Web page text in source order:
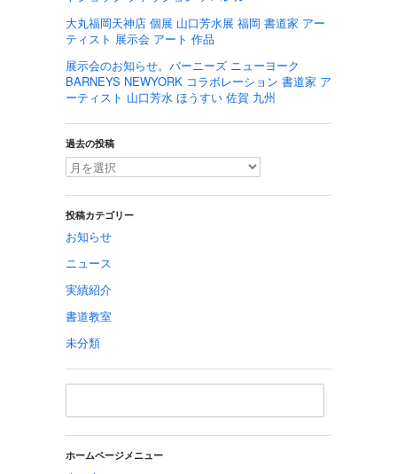
大丸福岡天神店 個展 山口芳水展 福岡 書道家 アー
ティスト 展示会 アート 作品
展示会のお知らせ。バーニーズ ニューヨーク
BARNEYS NEWYORK コラボレーション 書道家 ア
ーティスト 山口芳水 ほうすい 佐賀 九州
過去の投稿
投稿カテゴリー
お知らせ
ニュース
実績紹介
書道教室
未分類
ホームページメニュー